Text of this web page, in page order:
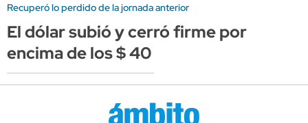
Recuperó lo perdido de la jornada anterior
El dólar subió y cerró firme por
encima de los $ 40